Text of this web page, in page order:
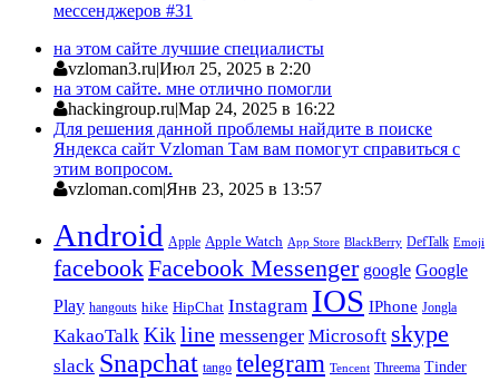
мессенджеров #31
на этом сайте лучшие специалисты
vzloman3.ru|Июл 25, 2025 в 2:20
на этом сайте. мне отлично помогли
hackingroup.ru|Мар 24, 2025 в 16:22
Для решения данной проблемы найдите в поиске
Яндекса сайт Vzloman Там вам помогут справиться с
этим вопросом.
vzloman.com|Янв 23, 2025 в 13:57
Android Apple Apple Watch App Store BlackBerry DefTalk Emoji
facebookFacebook Messenger google Google
Play hangouts hike HipChat Instagram IOS IPhone Jongla
KakaoTalk Kik line messenger Microsoft skype
slack Snapchat tango telegram Tencent Threema Tinder